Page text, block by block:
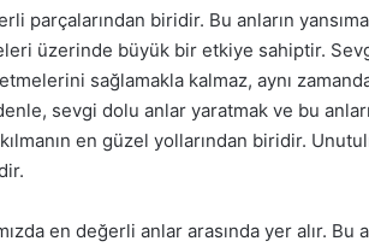
parçalarından biridir. Bu anların
üzerinde büyük bir etkiye sahiptir.
sağlamakla kalmaz, aynı
sevgi dolu anlar yaratmak ve bu
en güzel yollarından biridir.
en değerli anlar arasında yer alır.